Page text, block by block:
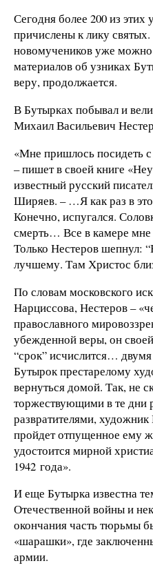
Сегодня более 200 из этих
причислены к лику
новомучеников уже
материалов об узниках
веру, продолжается.
В Бутырках побывал и
Михаил Васильевич
«Мне пришлось посидеть
– пишет в своей книге
известный русский
Ширяев. – …Я как раз в
Конечно, испугался.
смерть… Все в камере
Только Нестеров шепнул:
лучшему. Там Христос
По словам московского
Нарциссова, Нестеров –
православного
убежденной веры, он
“срок” исчислится…
Бутырок престарелому
вернуться домой. Так, не
торжествующими в те дни
развратителями,
пройдет отпущенное ему
удостоится мирной
1942 года».
И еще Бутырка известна
Отечественной войны и
окончания часть тюрьмы
«шарашки», где
армии.